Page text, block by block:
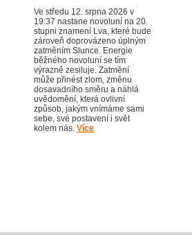
Ve středu 12. srpna 2026 v
19:37 nastane novoluní na 20.
stupni znamení Lva, které bude
zároveň doprovázeno úplným
zatměním Slunce. Energie
běžného novoluní se tím
výrazně zesiluje. Zatmění
může přinést zlom, změnu
dosavadního směru a náhlá
uvědomění, která ovlivní
způsob, jakým vnímáme sami
sebe, své postavení i svět
kolem nás. Více